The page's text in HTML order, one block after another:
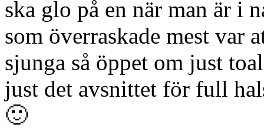
ska glo på en när man är i
som överraskade mest var
sjunga så öppet om just
just det avsnittet för full
🙂